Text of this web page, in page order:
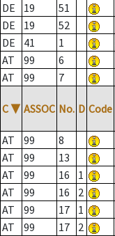
DE
19 51
DE
19 52
DE
41 1
AT
99 6
AT
99 7
C ▼ ASSOC No. D Code
AT 99 8
AT
99 13
AT
99 16 1
AT
99 16 2
AT
99 17 1
AT
99 17 2